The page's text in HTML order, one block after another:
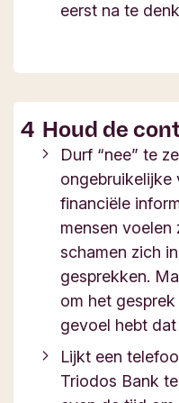
eerst na te
Houd de
Durf “nee” te
ongebruikelijke
financiële
mensen
schamen zich
gesprekken.
om het
gevoel hebt
Lijkt een
Triodos Bank